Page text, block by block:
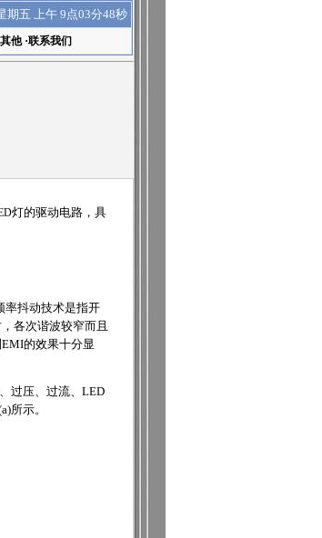
期五 上午 9点03分48秒
其他·联系我们
灯的驱动电路，具
率抖动技术是指开
各次谐波较窄而且
的效果十分显
过压、过流、LED
所示。